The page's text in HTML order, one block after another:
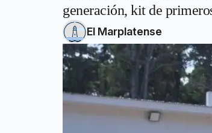
generación, kit de
El Marplatense